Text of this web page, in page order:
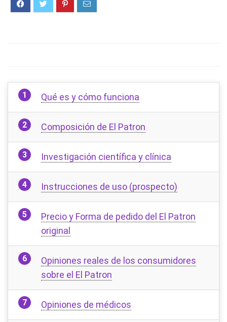
Qué es y cómo funciona
Composición de El Patron
Investigación científica y clínica
Instrucciones de uso (prospecto)
Precio y Forma de pedido del El Patron
original
Opiniones reales de los consumidores
sobre el El Patron
Opiniones de médicos